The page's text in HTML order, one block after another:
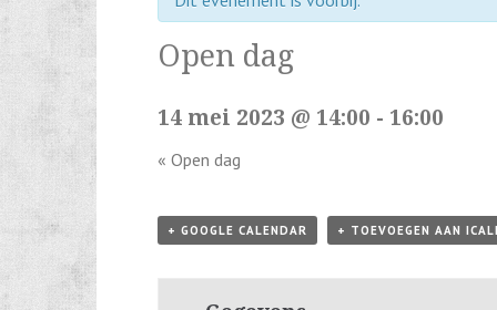
Open dag
14 mei 2023 @ 14:00 - 16:00
« Open dag
+ GOOGLE CALENDAR + TOEVOEGEN AAN